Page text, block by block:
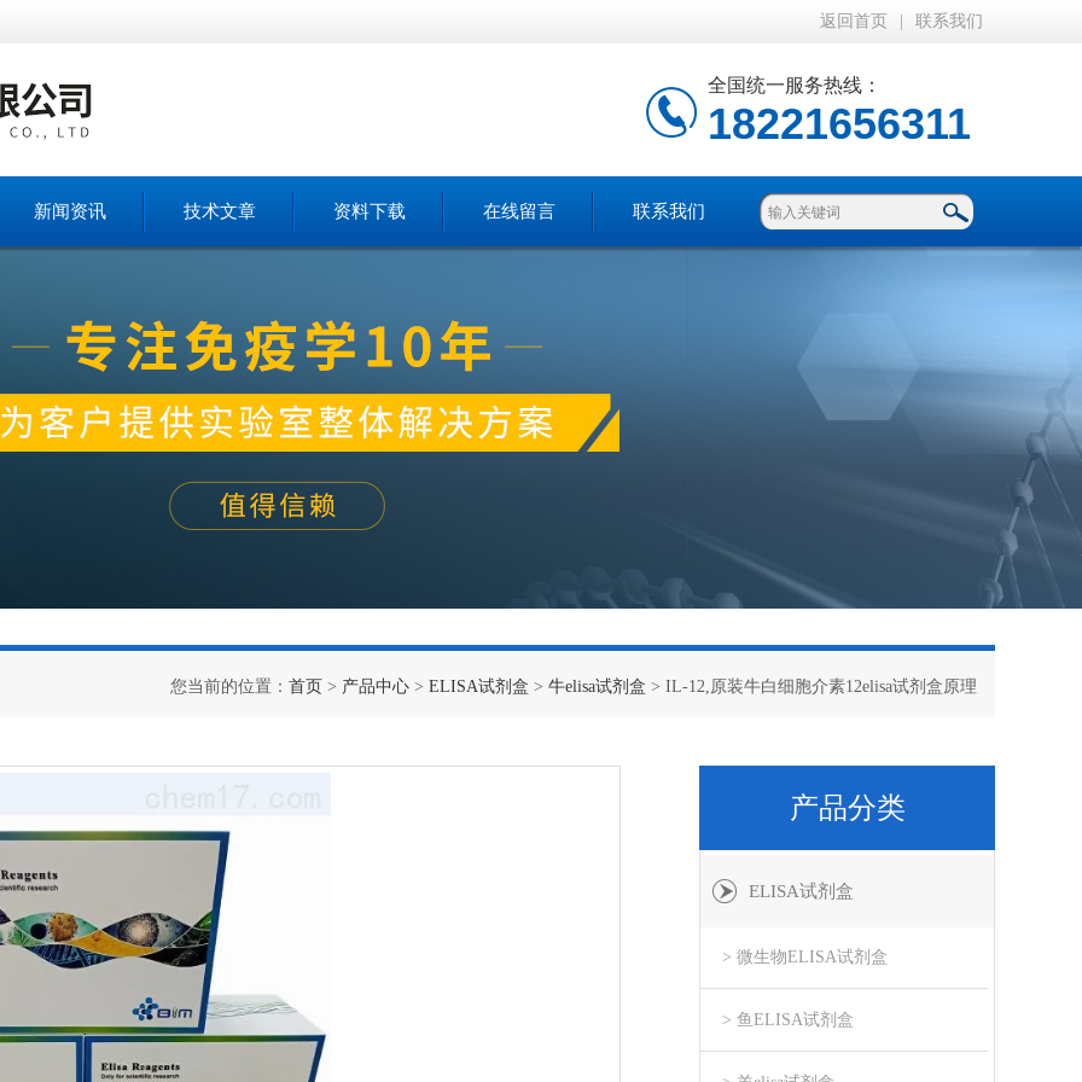
返回首页 联系我们
全国统一服务热线：
18221656311
新闻资讯 技术文章 资料下载 在线留言 联系我们
您当前的位置： 首页 > 产品中心 > ELISA试剂盒 > 牛elisa试剂盒 > IL-12,原装牛白细胞介素12elisa试剂盒原理
产品分类
ELISA试剂盒
> 微生物ELISA试剂盒
> 鱼ELISA试剂盒